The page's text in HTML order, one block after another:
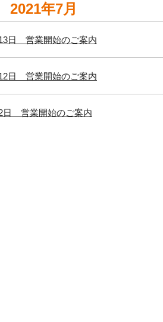
2021年7月
日 営業開始のご案内
日 営業開始のご案内
日 営業開始のご案内